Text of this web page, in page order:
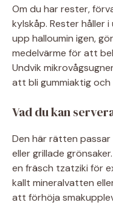
Om du har rester,
kylskåp. Rester håller
upp halloumin igen,
medelvärme för att
Undvik
att bli gummiaktig och
Vad du kan
Den här rätten
eller grillade
en fräsch tzatziki för
kallt mineralvatten
att förhöja